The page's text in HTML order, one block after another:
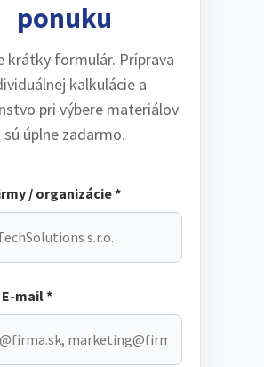
ponuku
krátky formulár. Príprava
kalkulácie a
pri výbere materiálov
sú úplne zadarmo.
/ organizácie *
mail *